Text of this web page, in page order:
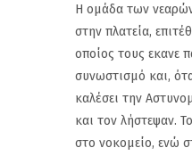
Η ομάδα των
στην πλατεία,
οποίος τους εκανε
συνωστισμό και,
καλέσει την
και τον λήστεψαν.
στο νοκομείο, ενώ